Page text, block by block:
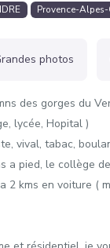
Provence-
photos
des gorges du
lycée, Hopital )
vival, tabac,
a pied, le collège
2 kms en voiture (